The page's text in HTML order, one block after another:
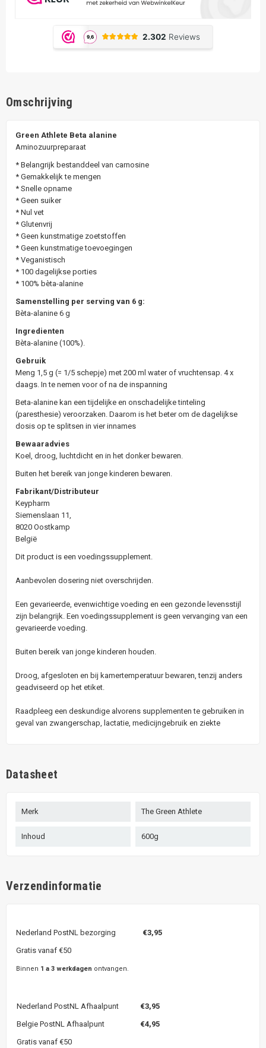
Omschrijving
Green Athlete Beta alanine
Aminozuurpreparaat
* Belangrijk bestanddeel van carnosine
* Gemakkelijk te mengen
* Snelle opname
* Geen suiker
* Nul vet
* Glutenvrij
* Geen kunstmatige zoetstoffen
* Geen kunstmatige toevoegingen
* Veganistisch
* 100 dagelijkse porties
* 100% bèta-alanine
Samenstelling per serving van 6 g:
Bèta-alanine 6 g
Ingredienten
Bèta-alanine (100%).
Gebruik
Meng 1,5 g (= 1/5 schepje) met 200 ml water of vruchtensap. 4 x
daags. In te nemen voor of na de inspanning
Beta-alanine kan een tijdelijke en onschadelijke tinteling
(paresthesie) veroorzaken. Daarom is het beter om de dagelijkse
dosis op te splitsen in vier innames
Bewaaradvies
Koel, droog, luchtdicht en in het donker bewaren.
Buiten het bereik van jonge kinderen bewaren.
Fabrikant/Distributeur
Keypharm
Siemenslaan 11,
8020 Oostkamp
België
Dit product is een voedingssupplement.
Aanbevolen dosering niet overschrijden.
Een gevarieerde, evenwichtige voeding en een gezonde levensstijl
zijn belangrijk. Een voedingssupplement is geen vervanging van een
gevarieerde voeding.
Buiten bereik van jonge kinderen houden.
Droog, afgesloten en bij kamertemperatuur bewaren, tenzij anders
geadviseerd op het etiket.
Raadpleeg een deskundige alvorens supplementen te gebruiken in
geval van zwangerschap, lactatie, medicijngebruik en ziekte
Datasheet
Merk The Green Athlete
Inhoud 600g
Verzendinformatie
Nederland PostNL bezorging €3,95
Gratis vanaf €50
Binnen 1 a 3 werkdagen ontvangen.
Nederland PostNL Afhaalpunt €3,95
Belgie PostNL Afhaalpunt
€4,95
Gratis vanaf €50